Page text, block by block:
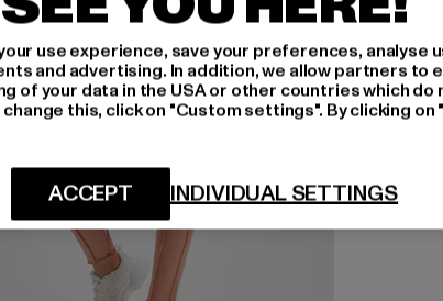
use experience, save your preferences, analyse
and advertising. In addition, we allow partners to
of your data in the USA or other countries which do
this, click on "Custom settings". By clicking
INDIVIDUAL SETTINGS
ACCEPT